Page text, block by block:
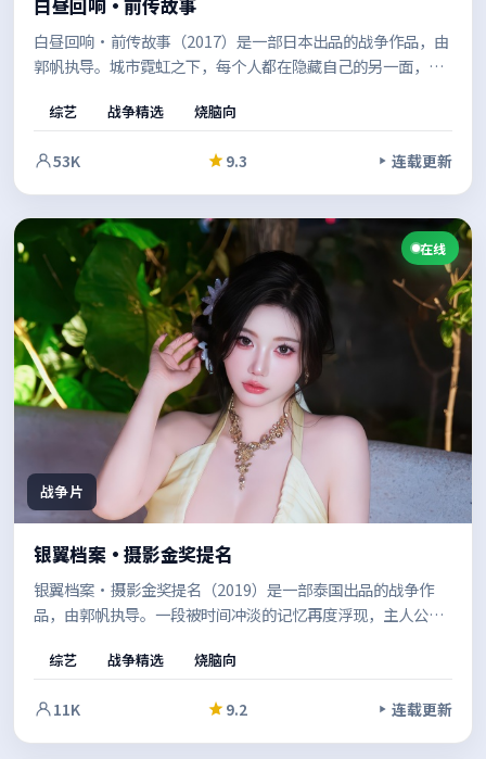
白昼回响·前传故事（2017）是一部日本出品的战争作品，由
郭帆执导。城市霓虹之下，每个人都在隐藏自己的另一面，配
片的观感，也保留了作者表达的空间。
综艺 战争精选 烧脑向
53K 9.3 连载更新
战争片
在线
银翼档案·摄影金奖提名
银翼档案·摄影金奖提名（2019）是一部泰国出品的战争作
品，由郭帆执导。一段被时间冲淡的记忆再度浮现，主人公不
人回味余地。
综艺 战争精选 烧脑向
11K 9.2 连载更新